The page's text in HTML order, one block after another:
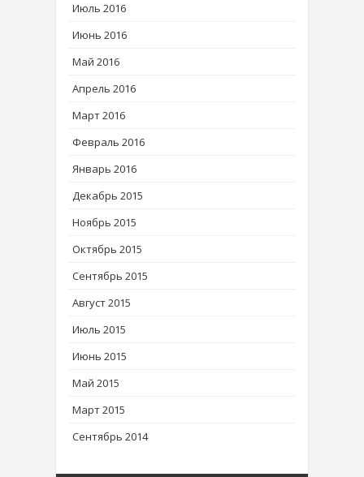
Июль 2016
Июнь 2016
Май 2016
Апрель 2016
Март 2016
Февраль 2016
Январь 2016
Декабрь 2015
Ноябрь 2015
Октябрь 2015
Сентябрь 2015
Август 2015
Июль 2015
Июнь 2015
Май 2015
Март 2015
Сентябрь 2014